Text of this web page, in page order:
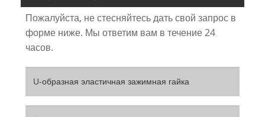
Пожалуйста, не стесняйтесь дать свой запрос в
форме ниже. Мы ответим вам в течение 24
часов.